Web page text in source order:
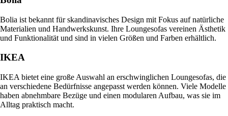
Bolia ist bekannt für skandinavisches Design mit Fokus auf natürliche
Materialien und Handwerkskunst. Ihre Loungesofas vereinen Ästhetik
und Funktionalität und sind in vielen Größen und Farben erhältlich.
IKEA
IKEA bietet eine große Auswahl an erschwinglichen Loungesofas, die
an verschiedene Bedürfnisse angepasst werden können. Viele Modelle
haben abnehmbare Bezüge und einen modularen Aufbau, was sie im
Alltag praktisch macht.